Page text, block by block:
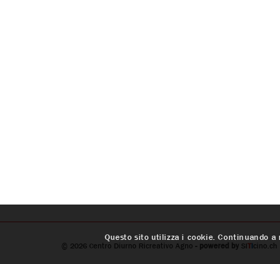
© 2026 Centro Diurno Ricreativo Agno - powered by SITIcino.ch
Questo sito utilizza i cookie. Continuando